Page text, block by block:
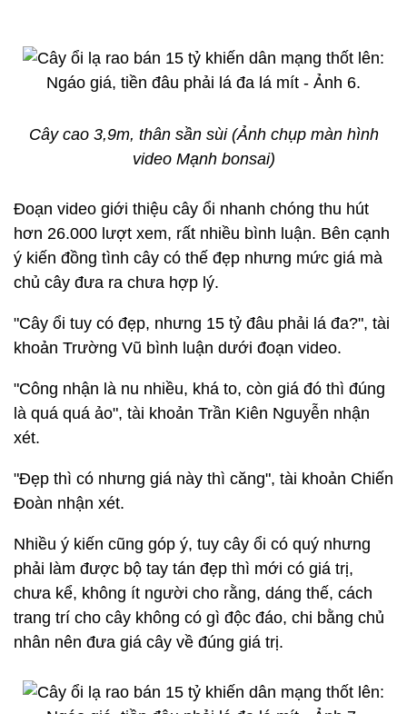
Cây cao 3,9m, thân sần sùi (Ảnh chụp màn hình
video Mạnh bonsai)
Đoạn video giới thiệu cây ổi nhanh chóng thu hút
hơn 26.000 lượt xem, rất nhiều bình luận. Bên cạnh
ý kiến đồng tình cây có thế đẹp nhưng mức giá mà
chủ cây đưa ra chưa hợp lý.
"Cây ổi tuy có đẹp, nhưng 15 tỷ đâu phải lá đa?", tài
khoản Trường Vũ bình luận dưới đoạn video.
"Công nhận là nu nhiều, khá to, còn giá đó thì đúng
là quá quá ảo", tài khoản Trần Kiên Nguyễn nhận
xét.
"Đẹp thì có nhưng giá này thì căng", tài khoản Chiến
Đoàn nhận xét.
Nhiều ý kiến cũng góp ý, tuy cây ổi có quý nhưng
phải làm được bộ tay tán đẹp thì mới có giá trị,
chưa kể, không ít người cho rằng, dáng thế, cách
trang trí cho cây không có gì độc đáo, chi bằng chủ
nhân nên đưa giá cây về đúng giá trị.